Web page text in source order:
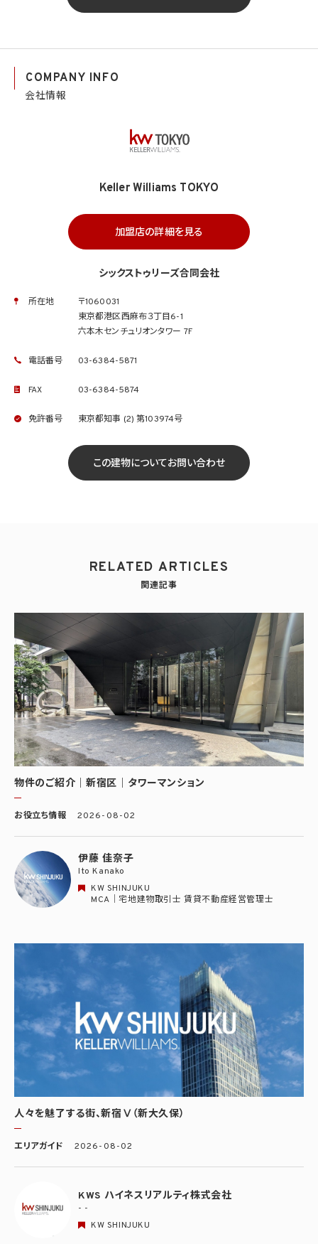
COMPANY INFO
会社情報
Keller Williams TOKYO
加盟店の詳細を見る
シックストゥリーズ合同会社
所在地
〒1060031
東京都港区西麻布３丁目6-1
六本木センチュリオンタワー 7F
電話番号 03-6384-5871
FAX 03-6384-5874
免許番号 東京都知事 (2) 第103974号
この建物についてお問い合わせ
RELATED ARTICLES
関連記事
物件のご紹介｜新宿区｜タワーマンション
お役立ち情報 2026-08-02
伊藤 佳奈子
Ito Kanako
KW SHINJUKU
MCA｜宅地建物取引士 賃貸不動産経営管理士
人々を魅了する街、新宿Ⅴ（新大久保）
エリアガイド 2026-08-02
KWS ハイネスリアルティ株式会社
- -
KW SHINJUKU